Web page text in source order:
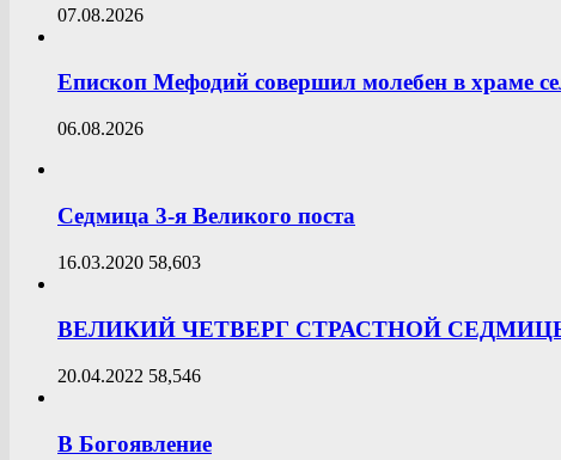
07.08.2026
Епископ Мефодий совершил молебен в храме
06.08.2026
Седмица 3-я Великого поста
16.03.2020 58,603
ВЕЛИКИЙ ЧЕТВЕРГ СТРАСТНОЙ
20.04.2022 58,546
В Богоявление